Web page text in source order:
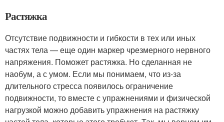
Растяжка
Отсутствие подвижности и гибкости в тех или иных
частях тела — еще один маркер чрезмерного нервного
напряжения. Поможет растяжка. Но сделанная не
наобум, а с умом. Если мы понимаем, что из-за
длительного стресса появилось ограничение
подвижности, то вместе с упражнениями и физической
нагрузкой можно добавить упражнения на растяжку